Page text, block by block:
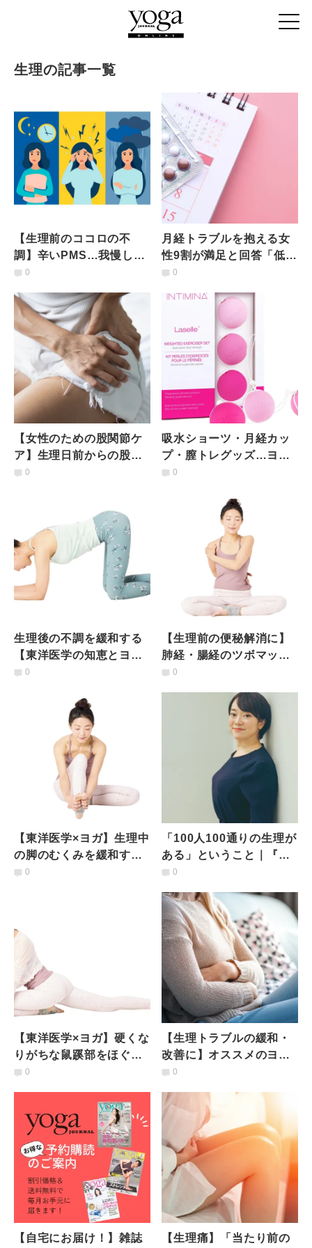
生理の記事一覧
【生理前のココロの不
調】辛いPMS…我慢しな
いで！ヨガでできる「セ
0
月経トラブルを抱える女
性9割が満足と回答「低容
量ピル」に関する調査結
0
【女性のための股関節ケ
ア】生理日前からの股関
節の違和感に！臀筋から
0
吸水ショーツ・月経カッ
プ・膣トレグッズ…ヨガ
講師たちが愛用する話題
0
生理後の不調を緩和する
【東洋医学の知恵とヨ
ガ】骨盤内の負荷を軽減
0
【生理前の便秘解消に】
肺経・腸経のツボマッサ
ージ＆経絡を刺激するヨ
0
【東洋医学×ヨガ】生理中
の脚のむくみを緩和する
ツボマッサージ＆ヨガ
0
「100人100通りの生理が
ある」ということ｜『生
理CAMP』プロデューサ
0
【東洋医学×ヨガ】硬くな
りがちな鼠蹊部をほぐし
肝・胆経を活性化「生理
0
【生理トラブルの緩和・
改善に】オススメのヨガ
のポーズと自分に合った
0
【自宅にお届け！】雑誌 【生理痛】「当たり前の